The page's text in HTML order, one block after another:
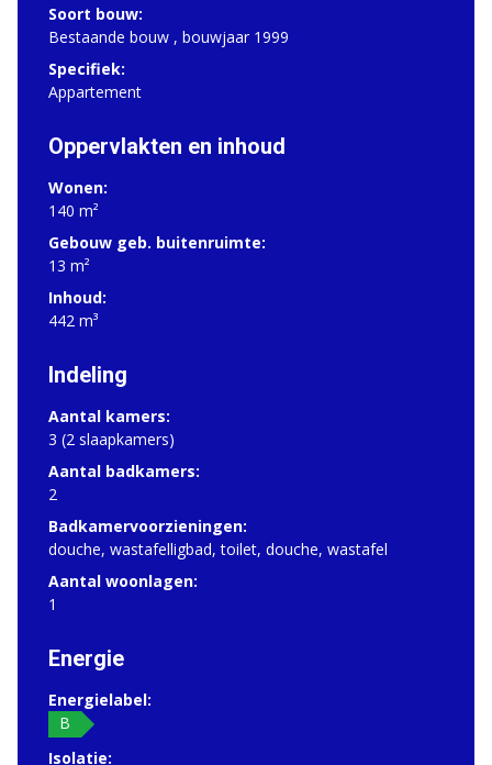
Soort bouw:
Bestaande bouw , bouwjaar 1999
Specifiek:
Appartement
Oppervlakten en inhoud
Wonen:
140 m²
Gebouw geb. buitenruimte:
13 m²
Inhoud:
442 m³
Indeling
Aantal kamers:
3 (2 slaapkamers)
Aantal badkamers:
2
Badkamervoorzieningen:
douche, wastafelligbad, toilet, douche, wastafel
Aantal woonlagen:
1
Energie
Energielabel:
B
Isolatie: